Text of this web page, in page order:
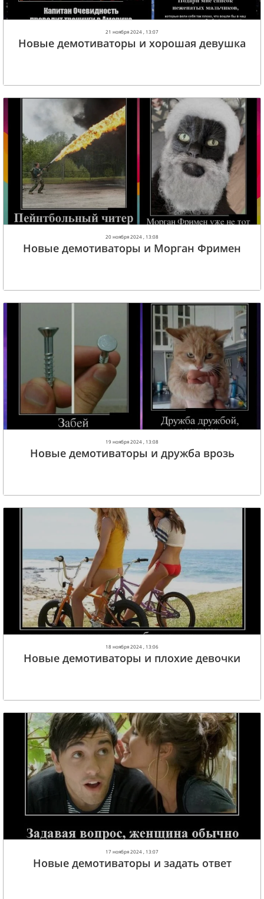
21 ноября 2024 , 13:07
Новые демотиваторы и хорошая девушка
20 ноября 2024 , 13:08
Новые демотиваторы и Морган Фримен
19 ноября 2024 , 13:08
Новые демотиваторы и дружба врозь
18 ноября 2024 , 13:06
Новые демотиваторы и плохие девочки
17 ноября 2024 , 13:07
Новые демотиваторы и задать ответ